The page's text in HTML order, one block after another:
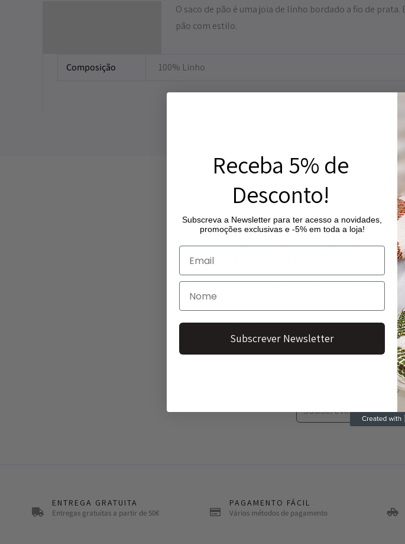
O saco de pão é uma joia de linho bordado a fio de
pão com estilo.
Composição 100% Linho
Receba 5% de
Subscreva a Newsletter para ter acesso a
Subscrever
ENTREGA GRATUITA
Entregas gratuitas a partir de 50€
PAGAMENTO FÁCIL
Vários métodos de pagamento
Receba 5% de
Desconto!
Subscreva a Newsletter para ter acesso a novidades,
promoções exclusivas e -5% em toda a loja!
Subscrever Newsletter